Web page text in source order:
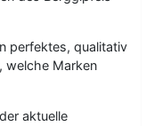
perfektes, qualitativ
welche Marken
aktuelle